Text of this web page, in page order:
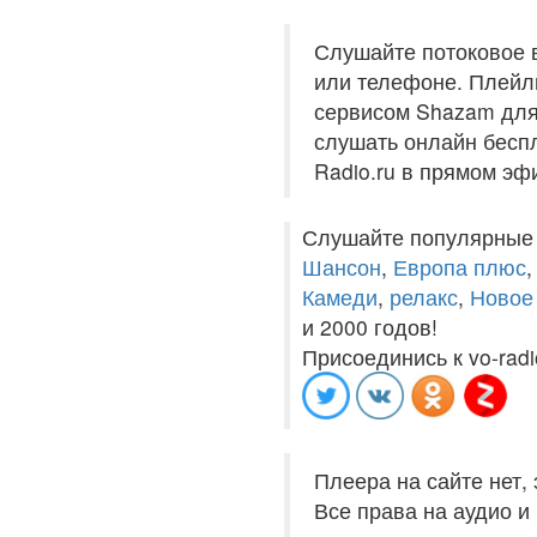
Слушайте
или телефоне.
сервисом Shazam
слушать онлайн
Radio.ru в прямом
Слушайте
Шансон, Европа плюс,
Камеди, релакс,
и 2000 годов!
Присоединись к vo-
Плеера на сайте нет,
Все права на аудио